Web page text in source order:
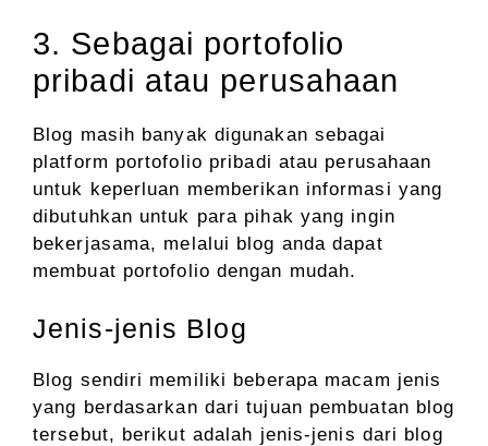
3. Sebagai portofolio
pribadi atau perusahaan
Blog masih banyak digunakan sebagai
platform portofolio pribadi atau perusahaan
untuk keperluan memberikan informasi yang
dibutuhkan untuk para pihak yang ingin
bekerjasama, melalui blog anda dapat
membuat portofolio dengan mudah.
Jenis-jenis Blog
Blog sendiri memiliki beberapa macam jenis
yang berdasarkan dari tujuan pembuatan blog
tersebut, berikut adalah jenis-jenis dari blog